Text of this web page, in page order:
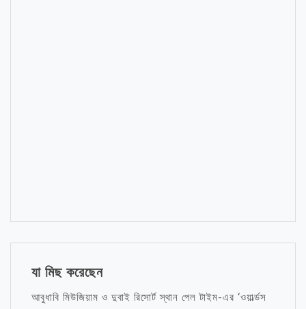
যা মিছ করেছেন
আবুধাবি মিউজিয়াম ও দুবাই রিসোর্ট স্থান পেল টাইম-এর ‘ওয়ার্ল্ডস